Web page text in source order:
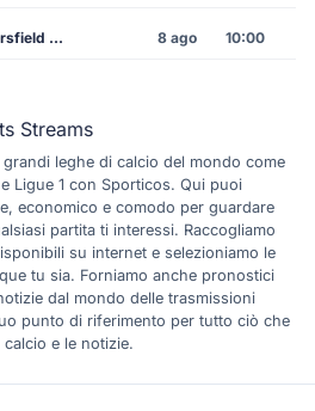
Preston North End vs Huddersfield Town 8 ago 10:00
Streams
leghe di calcio del mondo come
Ligue 1 con Sporticos. Qui puoi
economico e comodo per guardare
partita ti interessi. Raccogliamo
su internet e selezioniamo le
tu sia. Forniamo anche pronostici
dal mondo delle trasmissioni
punto di riferimento per tutto ciò che
e le notizie.